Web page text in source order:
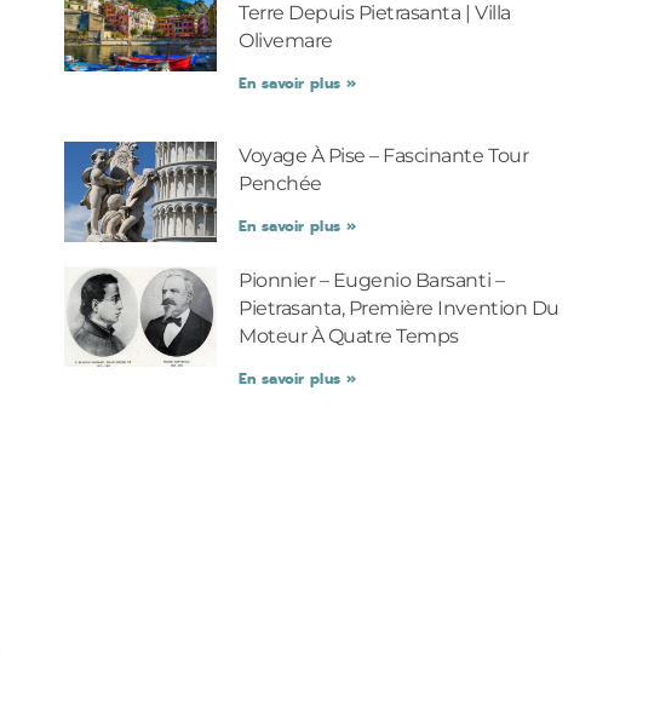
Terre Depuis Pietrasanta | Villa
Olivemare
En savoir plus »
Voyage À Pise – Fascinante Tour
Penchée
En savoir plus »
Pionnier – Eugenio Barsanti –
Pietrasanta, Première Invention Du
Moteur À Quatre Temps
En savoir plus »